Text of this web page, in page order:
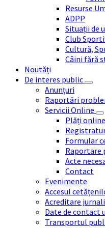
Resurse
ADPP
Situații de
Club
Cultură,
Câini fără
Noutăți
De interes public
Anunțuri
Raportări
Servicii Online
Plăți
Formular
Raportare
Acte
Contact
Evenimente
Accesul
Acreditare
Date de contact
Transportul